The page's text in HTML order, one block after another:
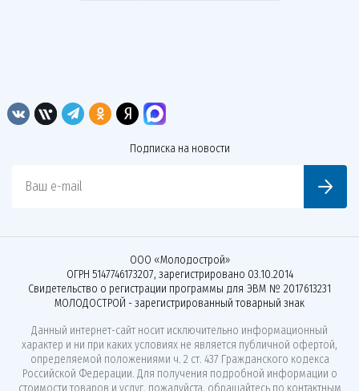
Подписка на новости
Ваш e-mail
ООО «Молодострой»
ОГРН 5147746173207, зарегистрировано 03.10.2014
Свидетельство о регистрации программы для ЭВМ № 2017613231
МОЛОДОСТРОЙ - зарегистрированный товарный знак
Данный интернет-сайт носит исключительно информационный
характер и ни при каких условиях не является публичной офертой,
определяемой положениями ч. 2 ст. 437 Гражданского кодекса
Российской Федерации. Для получения подробной информации о
стоимости товаров и услуг, пожалуйста, обращайтесь по контактным